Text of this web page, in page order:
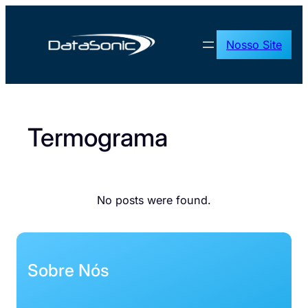
Nosso Site
Termograma
No posts were found.
Sobre Nós